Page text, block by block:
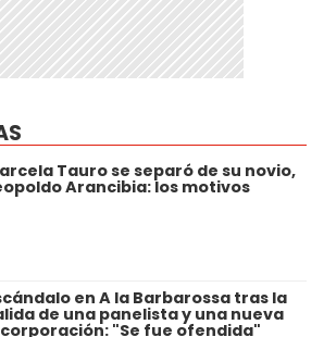
Tauro se separó de su novio,
Arancibia: los motivos
en A la Barbarossa tras la
de una panelista y una nueva
"Se fue ofendida"